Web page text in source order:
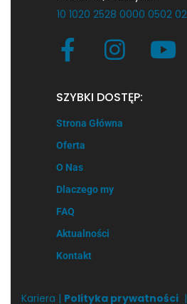
10 1020 2528 0000 0502
SZYBKI DOSTĘP:
Strona Główna
Oferta
O Nas
Dlaczego my
FAQ
Aktualności
Kontakt
Kariera | Polityka prywatności |